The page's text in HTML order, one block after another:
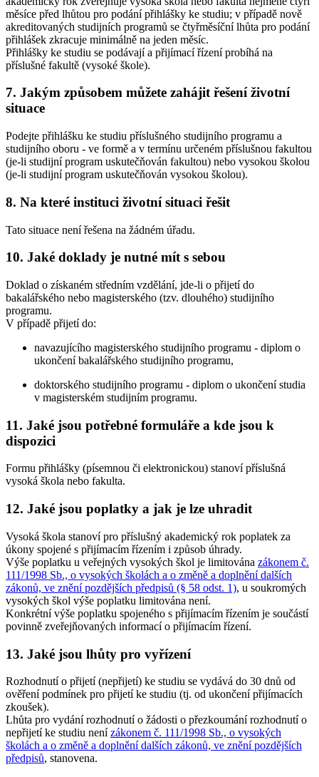
měsíce před lhůtou pro podání přihlášky ke studiu; v případě nově
akreditovaných studijních programů se čtyřměsíční lhůta pro podání
přihlášek zkracuje minimálně na jeden měsíc.
Přihlášky ke studiu se podávají a přijímací řízení probíhá na
příslušné fakultě (vysoké škole).
7. Jakým způsobem můžete zahájit řešení životní
situace
Podejte přihlášku ke studiu příslušného studijního programu a
studijního oboru - ve formě a v termínu určeném příslušnou fakultou
(je-li studijní program uskutečňován fakultou) nebo vysokou školou
(je-li studijní program uskutečňován vysokou školou).
8. Na které instituci životní situaci řešit
Tato situace není řešena na žádném úřadu.
10. Jaké doklady je nutné mít s sebou
Doklad o získaném středním vzdělání, jde-li o přijetí do
bakalářského nebo magisterského (tzv. dlouhého) studijního
programu.
V případě přijetí do:
navazujícího magisterského studijního programu - diplom o
ukončení bakalářského studijního programu,
doktorského studijního programu - diplom o ukončení studia
v magisterském studijním programu.
11. Jaké jsou potřebné formuláře a kde jsou k
dispozici
Formu přihlášky (písemnou či elektronickou) stanoví příslušná
vysoká škola nebo fakulta.
12. Jaké jsou poplatky a jak je lze uhradit
Vysoká škola stanoví pro příslušný akademický rok poplatek za
úkony spojené s přijímacím řízením i způsob úhrady.
Výše poplatku u veřejných vysokých škol je limitována zákonem č.
111/1998 Sb., o vysokých školách a o změně a doplnění dalších
zákonů, ve znění pozdějších předpisů (§ 58 odst. 1), u soukromých
vysokých škol výše poplatku limitována není.
Konkrétní výše poplatku spojeného s přijímacím řízením je součástí
povinně zveřejňovaných informací o přijímacím řízení.
13. Jaké jsou lhůty pro vyřízení
Rozhodnutí o přijetí (nepřijetí) ke studiu se vydává do 30 dnů od
ověření podmínek pro přijetí ke studiu (tj. od ukončení přijímacích
zkoušek).
Lhůta pro vydání rozhodnutí o žádosti o přezkoumání rozhodnutí o
nepřijetí ke studiu nenízákonem č. 111/1998 Sb., o vysokých
školách a o změně a doplnění dalších zákonů, ve znění pozdějších
předpisů, stanovena.